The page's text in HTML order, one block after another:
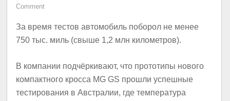
Comment
За время тестов автомобиль поборол не менее
750 тыс. миль (свыше 1,2 млн километров).
В компании подчёркивают, что прототипы нового
компактного кросса MG GS прошли успешные
тестирования в Австралии, где температура